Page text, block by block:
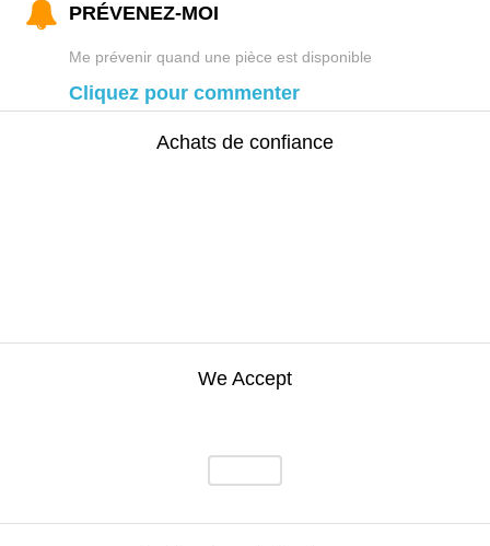
PRÉVENEZ-MOI
Me prévenir quand une pièce est disponible
Cliquez pour commenter
Achats de confiance
We Accept